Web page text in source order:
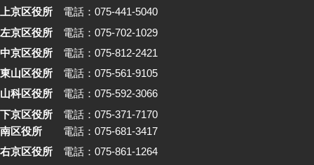
上京区役所
電話：075-441-5040
左京区役所
電話：075-702-1029
中京区役所
電話：075-812-2421
東山区役所
電話：075-561-9105
山科区役所
電話：075-592-3066
下京区役所
電話：075-371-7170
南区役所
電話：075-681-3417
右京区役所
電話：075-861-1264